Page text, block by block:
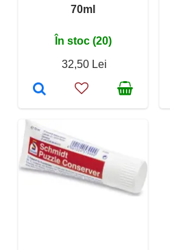
70ml
În stoc (20)
32,50 Lei